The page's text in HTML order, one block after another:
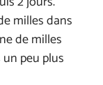
milles dans
de milles
peu plus